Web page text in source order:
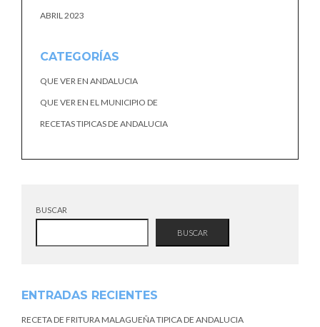
ABRIL 2023
CATEGORÍAS
QUE VER EN ANDALUCIA
QUE VER EN EL MUNICIPIO DE
RECETAS TIPICAS DE ANDALUCIA
BUSCAR
BUSCAR
ENTRADAS RECIENTES
RECETA DE FRITURA MALAGUEÑA TIPICA DE ANDALUCIA